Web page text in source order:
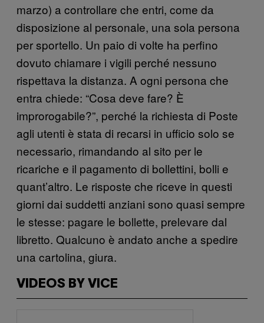
marzo) a controllare che entri, come da
disposizione al personale, una sola persona
per sportello. Un paio di volte ha perfino
dovuto chiamare i vigili perché nessuno
rispettava la distanza. A ogni persona che
entra chiede: “Cosa deve fare? È
improrogabile?”, perché la richiesta di Poste
agli utenti è stata di recarsi in ufficio solo se
necessario, rimandando al sito per le
ricariche e il pagamento di bollettini, bolli e
quant’altro. Le risposte che riceve in questi
giorni dai suddetti anziani sono quasi sempre
le stesse: pagare le bollette, prelevare dal
libretto. Qualcuno è andato anche a spedire
una cartolina, giura.
VIDEOS BY VICE